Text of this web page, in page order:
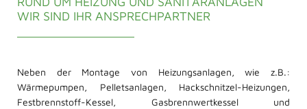
WIR SIND IHR ANSPRECHPARTNER
Neben der Montage von Heizungsanlagen, wie z.B.:
Wärmepumpen, Pelletsanlagen, Hackschnitzel-Heizungen,
Festbrennstoff-Kessel, Gasbrennwertkessel und